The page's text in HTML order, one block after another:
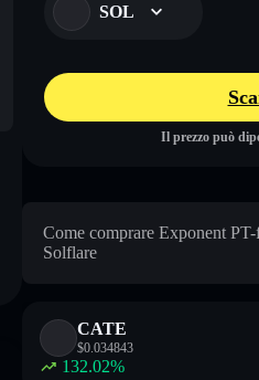
SOL
Il prezzo può
Come comprare Exponent
Solflare
CATE
$0.034843
132.02%